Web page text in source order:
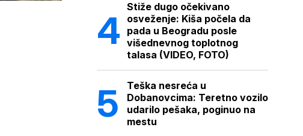
Stiže dugo očekivano
osveženje: Kiša počela da
pada u Beogradu posle
višednevnog toplotnog
talasa (VIDEO, FOTO)
Teška nesreća u
Dobanovcima: Teretno vozilo
udarilo pešaka, poginuo na
mestu